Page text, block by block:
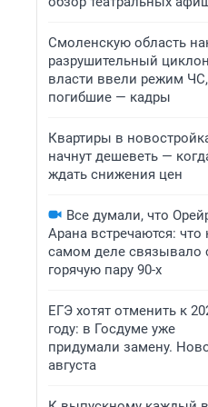
Смоленскую область
разрушительный
власти ввели режим ЧС,
погибшие — кадры
Квартиры в
начнут дешеветь —
ждать снижения цен
Все думали, что
Арана встречаются: что
самом деле связывало
горячую пару 90-х
ЕГЭ хотят отменить к
году: в Госдуме уже
придумали замену.
августа